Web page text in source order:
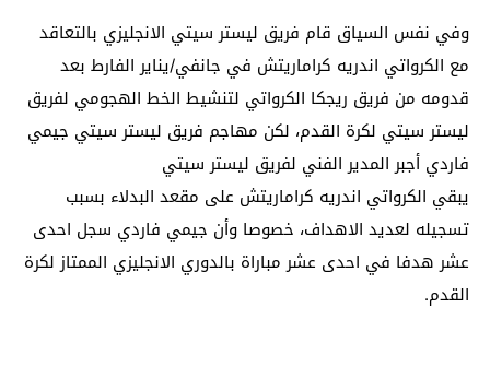
وفي نفس السياق قام فريق ليستر سيتي الانجليزي بالتعاقد
مع الكرواتي اندريه كراماريتش في جانفي/يناير الفارط بعد
قدومه من فريق ريجكا الكرواتي لتنشيط الخط الهجومي لفريق
ليستر سيتي لكرة القدم، لكن مهاجم فريق ليستر سيتي جيمي
فاردي أجبر المدير الفني لفريق ليستر سيتي
يبقي الكرواتي اندريه كراماريتش على مقعد البدلاء بسبب
تسجيله لعديد الاهداف، خصوصا وأن جيمي فاردي سجل احدى
عشر هدفا في احدى عشر مباراة بالدوري الانجليزي الممتاز لكرة
القدم.